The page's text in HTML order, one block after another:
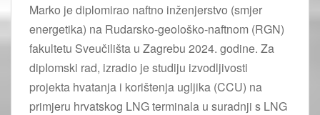
Marko je diplomirao naftno inženjerstvo (smjer
energetika) na Rudarsko-geološko-naftnom (RGN)
fakultetu Sveučilišta u Zagrebu 2024. godine. Za
dipIomski rad, izradio je studiju izvodljivosti
projekta hvatanja i korištenja ugljika (CCU) na
primjeru hrvatskog LNG terminala u suradnji s LNG